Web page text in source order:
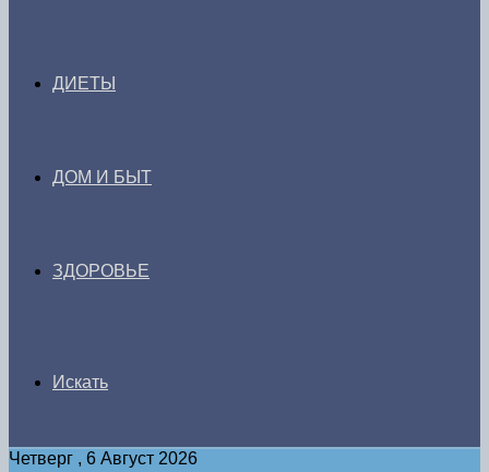
ДИЕТЫ
ДОМ И БЫТ
ЗДОРОВЬЕ
Искать
Четверг , 6 Август 2026